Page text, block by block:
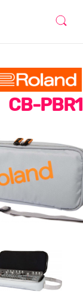
CB-PBR1